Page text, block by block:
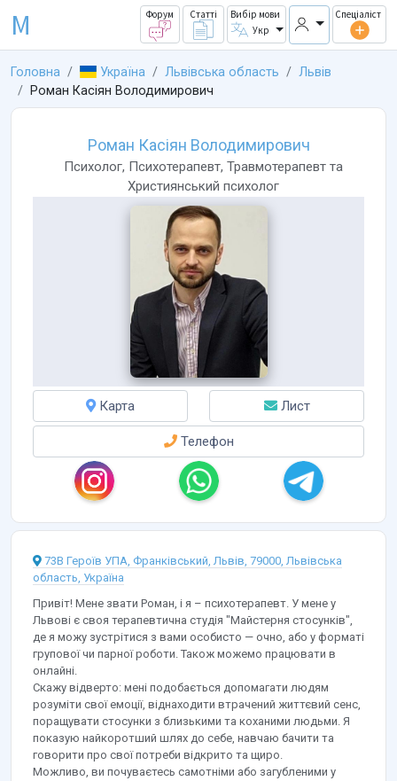
M Форум Статті
Вибір мови
Укр
Спеціаліст
Головна Україна Львівська область
Львів
Роман Касіян Володимирович
Роман Касіян Володимирович
Психолог, Психотерапевт, Травмотерапевтта
Християнський психолог
Карта Лист
Телефон
73В Героїв УПА, Франківський, Львів, 79000, Львівська
область, Україна
Привіт! Мене звати Роман, і я – психотерапевт. У мене у
Львові є своя терапевтична студія "Майстерня стосунків",
де я можу зустрітися з вами особисто — очно, або у форматі
групової чи парної роботи. Також можемо працювати в
онлайні.
Скажу відверто: мені подобається допомагати людям
розуміти свої емоції, віднаходити втрачений життєвий сенс,
поращувати стосунки з близькими та коханими людьми. Я
показую найкоротший шлях до себе, навчаю бачити та
говорити про свої потреби відкрито та щиро.
Можливо, ви почуваєтесь самотніми або загубленими у